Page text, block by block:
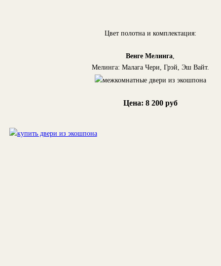
Цвет полотна и комплектация:
Венге Мелинга,
Мелинга: Малага Чери, Грэй, Эш Вайт.
Цена: 8 200 руб